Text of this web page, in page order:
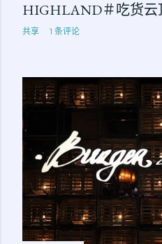
HIGHLAND＃吃货云
共享 1 条评论